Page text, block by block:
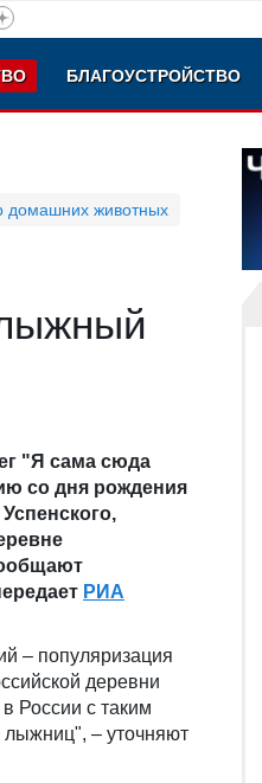
БЛАГОУСТРОЙСТВО
домашних животных
"Я сама сюда
со дня рождения
РИА
– популяризация
деревни
России с таким
– уточняют